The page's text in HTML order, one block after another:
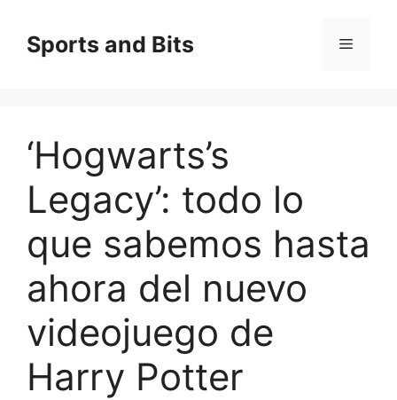
contenido
Sports and Bits Menú
‘Hogwarts’s
Legacy’: todo lo
que sabemos hasta
ahora del nuevo
videojuego de
Harry Potter